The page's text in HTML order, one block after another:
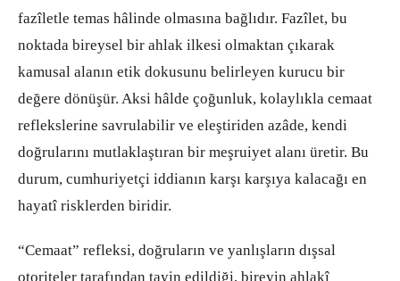
fazîletle temas hâlinde olmasına bağlıdır. Fazîlet, bu
noktada bireysel bir ahlak ilkesi olmaktan çıkarak
kamusal alanın etik dokusunu belirleyen kurucu bir
değere dönüşür. Aksi hâlde çoğunluk, kolaylıkla cemaat
reflekslerine savrulabilir ve eleştiriden azâde, kendi
doğrularını mutlaklaştıran bir meşruiyet alanı üretir. Bu
durum, cumhuriyetçi iddianın karşı karşıya kalacağı en
hayatî risklerden biridir.
“Cemaat” refleksi, doğruların ve yanlışların dışsal
otoriteler tarafından tayin edildiği, bireyin ahlakî